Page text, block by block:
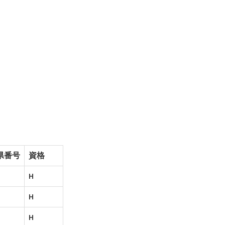
番号 資格
H
H
H